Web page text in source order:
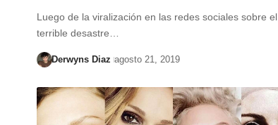
Luego de la viralización en las redes sociales sobre el
terrible desastre…
Derwyns Diaz agosto 21, 2019